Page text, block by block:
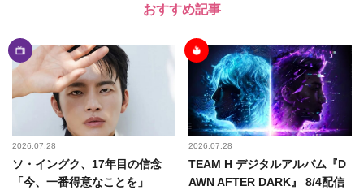
おすすめ記事
2026.07.28
ソ・イングク、17年目の信念
「今、一番得意なことを」
2026.07.28
TEAM H デジタルアルバム『D
AWN AFTER DARK』 8/4配信